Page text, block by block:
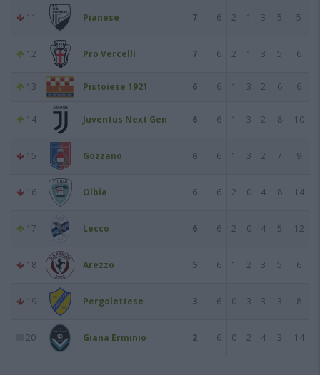
11 Pianese 7 6 2 1 3 5 5
12 Pro Vercelli 7 6 2 1 3 5 6
13 Pistoiese 1921 6 6 1 3 2 6 6
14 Juventus Next Gen 6 6 1 3 2 8 10
15 Gozzano 6 6 1 3 2 7 9
16 Olbia 6 6 2 0 4 8 14
17 Lecco 6 6 2 0 4 5 12
18 Arezzo 5 6 1 2 3 5 6
19 Pergolettese 3 6 0 3 3 3 8
20 Giana Erminio 2 6 0 2 4 3 14